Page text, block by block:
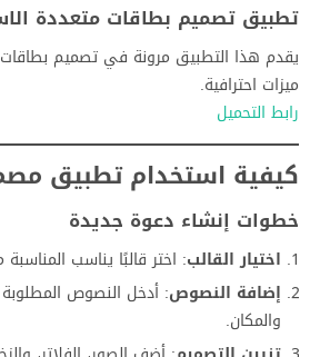
تطبيق تصميم بطاقات متعددة
يقدم هذا التطبيق مرونة في تصميم
ميزات احترافية.
رابط التحميل
كيفية استخدام تطبيق
خطوات إنشاء دعوة جديدة
اختيار القالب: اختر قالبًا يناسب
إضافة النصوص: أدخل النصوص المطلوبة
والمكان.